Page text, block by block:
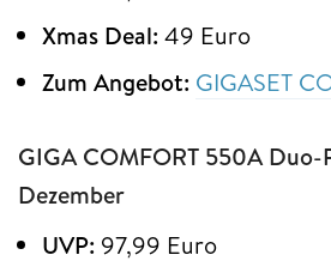
Xmas Deal: 49 Euro
Zum Angebot: GIGASET
GIGA COMFORT 550A Duo-
Dezember
UVP: 97,99 Euro